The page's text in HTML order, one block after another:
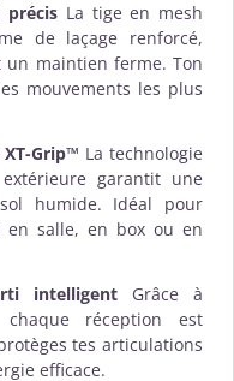
précis La tige en mesh
de laçage renforcé,
maintien ferme. Ton
mouvements les plus
Grip™ La technologie
garantit une
humide. Idéal pour
en salle, en box ou en
intelligent Grâce à
réception est
tes articulations
efficace.